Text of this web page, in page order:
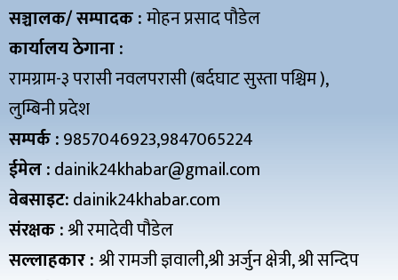
सञ्चालक/ सम्पादक :मोहन प्रसाद पौडेल
कार्यालय ठेगाना :
रामग्राम-३ परासी नवलपरासी (बर्दघाट सुस्ता पश्चिम ),
लुम्बिनी प्रदेश
सम्पर्क :9857046923,9847065224
ईमेल :dainik24khabar@gmail.com
वेबसाइट:dainik24khabar.com
संरक्षक :श्री रमादेवी पौडेल
सल्लाहकार :श्री रामजी ज्ञवाली,श्री अर्जुन क्षेत्री, श्री सन्दिप